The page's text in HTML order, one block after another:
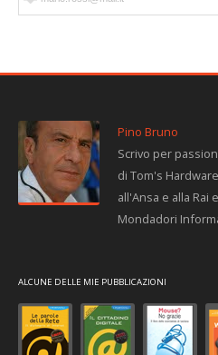
Pino Bruno
Scrivo per
di Tom's
all'Ansa e alla Rai
Mondadori
ALCUNE DELLE MIE PUBBLICAZIONI